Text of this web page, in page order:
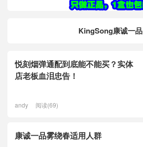
KingSong康诚一品
悦刻烟弹通配到底能不能买？实体
店老板血泪忠告！
andy 阅读(69)
康诚一品雾绕春适用人群